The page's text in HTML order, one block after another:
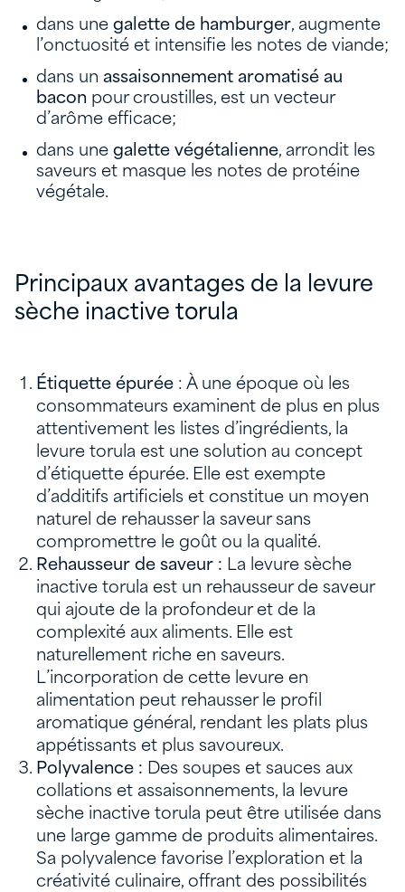
dans une galette de hamburger, augmente
l’onctuosité et intensifie les notes de viande;
dans un assaisonnement aromatisé au
bacon pour croustilles, est un vecteur
d’arôme efficace;
dans une galette végétalienne, arrondit les
saveurs et masque les notes de protéine
végétale.
Principaux avantages de la levure
sèche inactive torula
Étiquette épurée : À une époque où les
consommateurs examinent de plus en plus
attentivement les listes d’ingrédients, la
levure torula est une solution au concept
d’étiquette épurée. Elle est exempte
d’additifs artificiels et constitue un moyen
naturel de rehausser la saveur sans
compromettre le goût ou la qualité.
Rehausseur de saveur : La levure sèche
inactive torula est un rehausseur de saveur
qui ajoute de la profondeur et de la
complexité aux aliments. Elle est
naturellement riche en saveurs.
L’incorporation de cette levure en
alimentation peut rehausser le profil
aromatique général, rendant les plats plus
appétissants et plus savoureux.
Polyvalence : Des soupes et sauces aux
collations et assaisonnements, la levure
sèche inactive torula peut être utilisée dans
une large gamme de produits alimentaires.
Sa polyvalence favorise l’exploration et la
créativité culinaire, offrant des possibilités